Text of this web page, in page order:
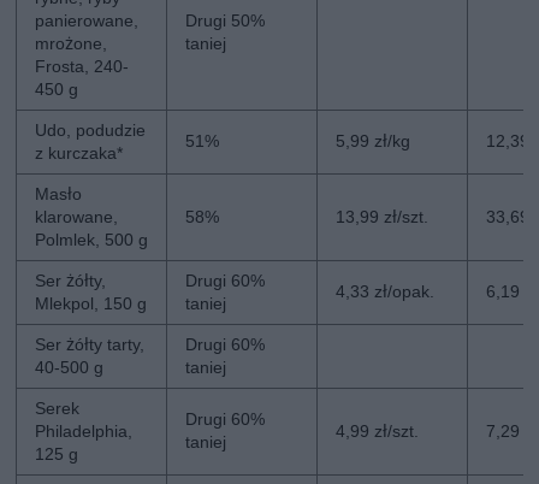
panierowane,
mrożone,
Frosta, 240-
450 g
Drugi 50%
taniej
Udo, podudzie
z kurczaka*
51% 5,99 zł/kg 12,39
Masło
klarowane,
Polmlek, 500 g
58% 13,99 zł/szt. 33,69
Ser żółty,
Mlekpol, 150 g
Drugi 60%
taniej
4,33 zł/opak. 6,19
Ser żółty tarty,
40-500 g
Drugi 60%
taniej
Serek
Philadelphia,
125 g
Drugi 60%
taniej
4,99 zł/szt. 7,29